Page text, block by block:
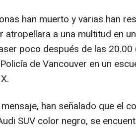
han muerto y varias han
atropellara a una multitud en
poco después de las
de Vancouver en un
han señalado que el
SUV color negro, se